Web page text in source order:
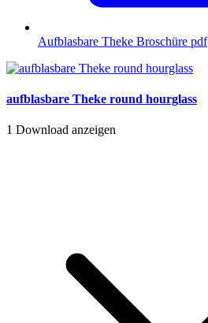
Aufblasbare Theke Broschüre pdf
aufblasbare Theke round hourglass
1 Download anzeigen